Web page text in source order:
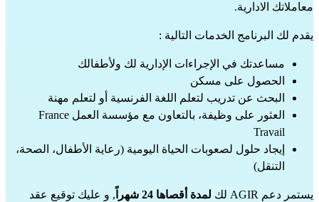
معاملاتك الادارية.
يقدم لك البرنامج الخدمات التالية :
مساعدتك في الإجراءات الإدارية لك ولأطفالك
الحصول على مسكن
البحث عن تدريب لتعلم اللغة الفرنسية أو لتعلم مهنة
العثور على وظيفة، بالتعاون مع مؤسسة العمل France
Travail
إيجاد حلول لصعوبات الحياة اليومية (رعاية الأطفال، الصحة،
التنقل)
يستمر دعم AGIR لك لمدة أقصاها 24 شهراً
, و عليك توقيع عقد